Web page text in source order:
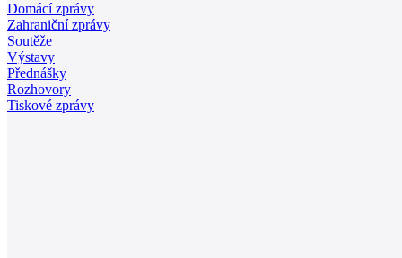
Domácí zprávy
Zahraniční zprávy
Soutěže
Výstavy
Přednášky
Rozhovory
Tiskové zprávy